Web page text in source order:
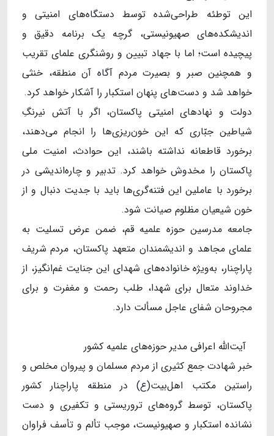
این توطئه‌ طراحی‌شده توسط دستگاه‌های امنیتی و
اندیشکده‌های صهیونیستی، گرچه یک برنامه دقیق و
پیچیده است؛ اما با جهاد تبیین و روشنگری علمای تقریب
و همچنین صبر و بصیرت مردم آگاه آن منطقه، خنثی
خواهد شد و دست‌های پنهان استکبار را آشکار خواهد کرد.
دولت و نهادهای امنیتی پاکستان، اگر با آتش نیرنگِ
شیاطین جبّاری که این خون‌ریزی‌ها را انجام می‌دهند،
برخورد قاطعانه نداشته باشند، این حوادث، امنیت ملی
پاکستان را مخدوش خواهد کرد. تدبیر و چاره‌اندیشی در
برخورد با عاملین این فتنه‌گری‌ها باید با جدیت دنبال و از
خون شیعیان مظلوم صیانت شود.
جامعه مدرسین حوزه علمیه قم، ضمن عرض تسلیت به
علمای مجاهد و اندیشمندان متعهد پاکستان، مردم شریف
پاراچنار، به‌ویژه خانواده‌های شهدای این جنایت غم‌انگیز، از
خداوند متعال برای شهدا، طلب رحمت و مغفرت و برای
مجروحان شفای عاجل مسألت دارد.
آیت‌الله اعرافی مدیر حوزه‌های علمیه کشور
خبر شهادت جمع کثیری از مردم مسلمان و پیروان مخلص و
راستین مکتب اهل‌بیت(ع) در منطقه پاراچنار کشور
پاکستان، توسط گروه‌های تروریستی و تکفیری و دست
نشانده استکبار و صهیونیست، موجب تألم و تأسف فراوان